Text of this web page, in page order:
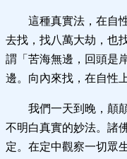
這種真實法，在自
去找，找八萬大劫，也
謂「苦海無邊，回頭是
邊。向內來找，在自性
我們一天到晚，顛
不明白真實的妙法。諸
定。在定中觀察一切眾